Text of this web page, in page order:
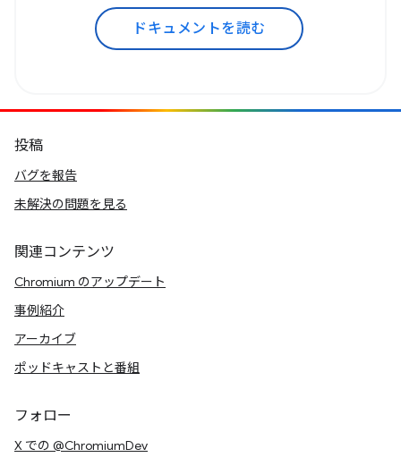
ドキュメントを読む
投稿
バグを報告
未解決の問題を見る
関連コンテンツ
Chromium のアップデート
事例紹介
アーカイブ
ポッドキャストと番組
フォロー
X での @ChromiumDev